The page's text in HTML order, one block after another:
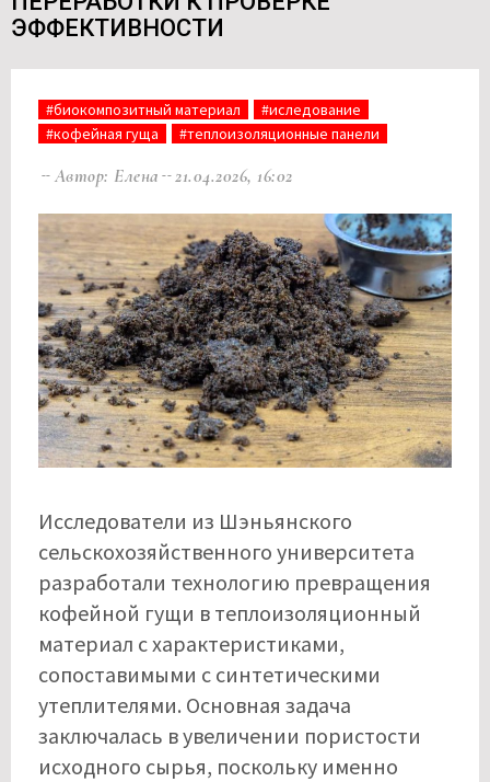
ЭФФЕКТИВНОСТИ
#биокомпозитный материал
#иследование
#кофейная гуща
#теплоизоляционные панели
Автор: Елена 21.04.2026, 16:02
Исследователи из Шэньянского
сельскохозяйственного университета
разработали технологию превращения
кофейной гущи в теплоизоляционный
материал с характеристиками,
сопоставимыми с синтетическими
утеплителями. Основная задача
заключалась в увеличении пористости
исходного сырья, поскольку именно